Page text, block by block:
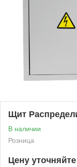
Щит
В наличии
Розница
Цену уточняйте